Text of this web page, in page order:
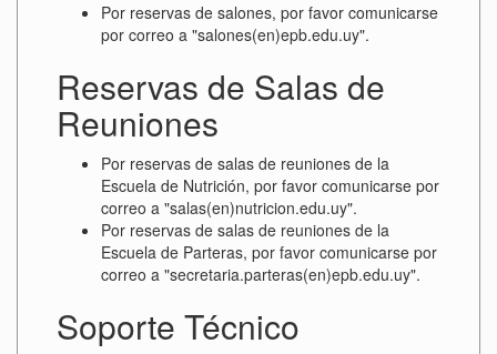
Por reservas de salones, por favor comunicarse
por correo a "salones(en)epb.edu.uy".
Reservas de Salas de
Reuniones
Por reservas de salas de reuniones de la
Escuela de Nutrición, por favor comunicarse por
correo a "salas(en)nutricion.edu.uy".
Por reservas de salas de reuniones de la
Escuela de Parteras, por favor comunicarse por
correo a "secretaria.parteras(en)epb.edu.uy".
Soporte Técnico